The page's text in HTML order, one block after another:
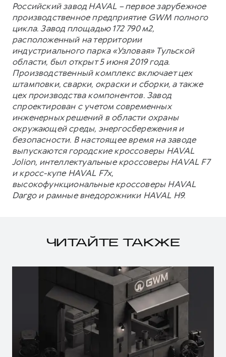
Российский завод HAVAL – первое зарубежное
производственное предприятие GWM полного
цикла. Завод площадью 172 790 м2,
расположенный на территории
индустриального парка «Узловая» Тульской
области, был открыт 5 июня 2019 года.
Производственный комплекс включает цех
штамповки, сварки, окраски и сборки, а также
цех производства компонентов. Завод
спроектирован с учетом современных
инженерных решений в области охраны
окружающей среды, энергосбережения и
безопасности. В настоящее время на заводе
выпускаются городские кроссоверы HAVAL
Jolion, интеллектуальные кроссоверы HAVAL F7
и кросс-купе HAVAL F7x,
высокофункциональные кроссоверы HAVAL
Dargo и рамные внедорожники HAVAL H9.
ЧИТАЙТЕ ТАКЖЕ